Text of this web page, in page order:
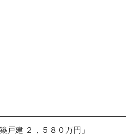
戸建 ２，５８０万円」